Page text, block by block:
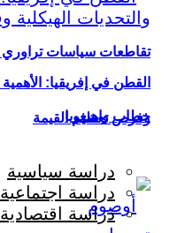
تقاطعات سياسات تراوري
خطاب واهيغويا
القطن في إفريقيا: الأهمية
وفرص تعظيم القيمة
دراسة سياسية
دراسة اجتماعية
دراسة اقتصادية